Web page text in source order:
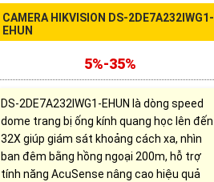
CAMERA HIKVISION DS-2DE7A232IWG1-
EHUN
5%-35%
DS-2DE7A232IWG1-EHUN là dòng speed
dome trang bị ống kính quang học lên đến
32X giúp giám sát khoảng cách xa, nhìn
ban đêm bằng hồng ngoại 200m, hỗ trợ
tính năng AcuSense nâng cao hiệu quả